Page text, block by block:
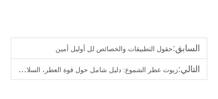
السابق:حقول التطبيقات والخصائص لل أوليل أمين
التالي:زيوت عطر الشموع: دليل شامل حول قوة العطر، السلامة والخلطات العطرية المتجددة